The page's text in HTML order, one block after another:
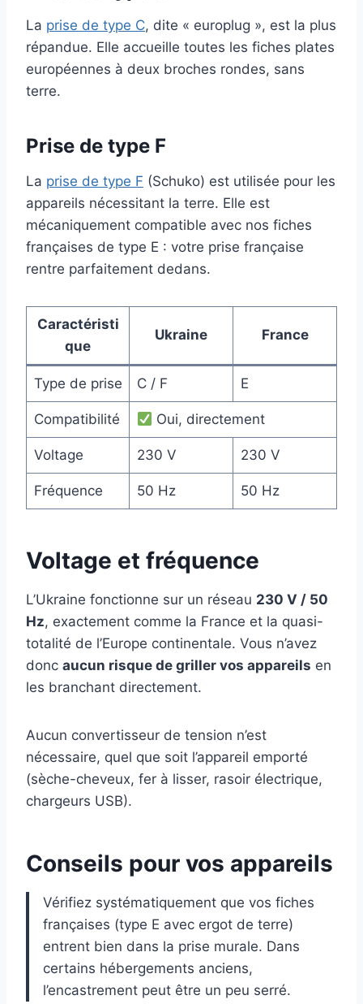
La prise de type C, dite « europlug », est la plus
répandue. Elle accueille toutes les fiches plates
européennes à deux broches rondes, sans
terre.
Prise de type F
La prise de type F (Schuko) est utilisée pour les
appareils nécessitant la terre. Elle est
mécaniquement compatible avec nos fiches
françaises de type E : votre prise française
rentre parfaitement dedans.
Caractéristi
que
Ukraine France
Type de prise C / F E
Compatibilité Oui, directement
Voltage 230 V 230 V
Fréquence 50 Hz 50 Hz
Voltage et fréquence
L’Ukraine fonctionne sur un réseau 230 V / 50
Hz, exactement comme la France et la quasi-
totalité de l’Europe continentale. Vous n’avez
donc aucun risque de griller vos appareils en
les branchant directement.
Aucun convertisseur de tension n’est
nécessaire, quel que soit l’appareil emporté
(sèche-cheveux, fer à lisser, rasoir électrique,
chargeurs USB).
Conseils pour vos appareils
Vérifiez systématiquement que vos fiches
françaises (type E avec ergot de terre)
entrent bien dans la prise murale. Dans
certains hébergements anciens,
l’encastrement peut être un peu serré.